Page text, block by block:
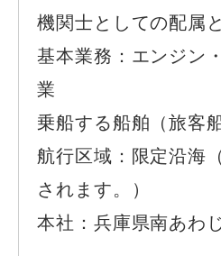
機関士としての配属
基本業務：エンジン
業
乗船する船舶（旅客
航行区域：限定沿海
されます。）
本社：兵庫県南あわ